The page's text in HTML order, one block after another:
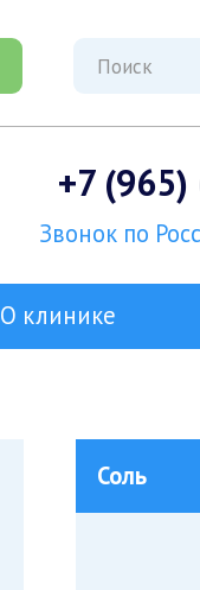
+7
Звонок по
О клинике
Соль